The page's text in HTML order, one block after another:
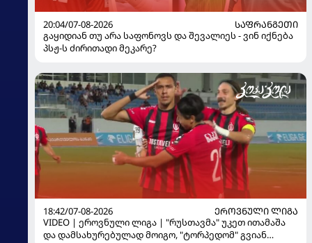
20:04/07-08-2026
ᲡᲐᲤᲠᲐᲜᲒᲔᲗᲘ
გაყიდიან თუ არა საფონოვს და შევალიეს - ვინ იქნება
პსჟ-ს ძირითადი მეკარე?
18:42/07-08-2026
ᲔᲠᲝᲕᲜᲣᲚᲘ ᲚᲘᲒᲐ
VIDEO | ეროვნული ლიგა | "რუსთავმა" უკეთ ითამაშა
და დამსახურებულად მოიგო, "ტორპედომ" გვიან